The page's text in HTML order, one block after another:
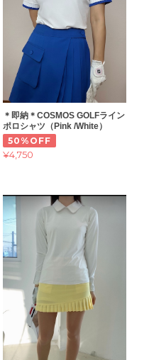
＊即納＊COSMOS GOLFライン
ポロシャツ（Pink /White）
50%OFF
¥4,750